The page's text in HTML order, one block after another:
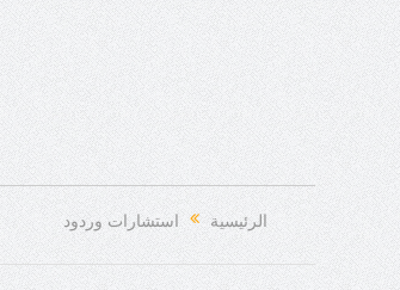
الرئيسية استشارات وردود